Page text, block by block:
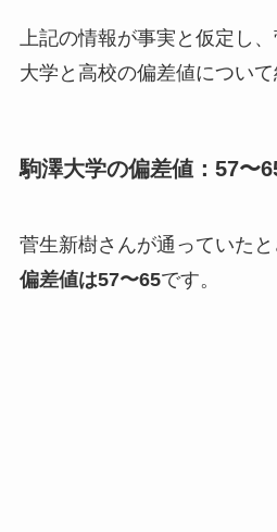
上記の情報が事実と仮定し
大学と高校の偏差値について
駒澤大学の偏差値：57〜
菅生新樹さんが通っていた
偏差値は57〜65です。